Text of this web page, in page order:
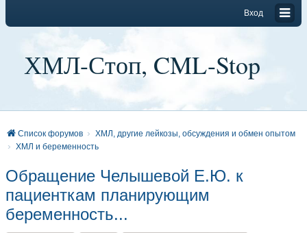
Вход
ХМЛ-Стоп, CML-Stop
Список форумов
ХМЛ, другие лейкозы, обсуждения и обмен опытом
ХМЛ и беременность
Обращение Челышевой Е.Ю. к
пациенткам планирующим
беременность...